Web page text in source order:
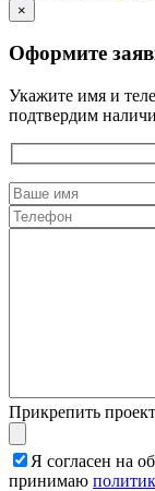
×
Оформите
Укажите имя и
подтвердим
Прикрепить
Я согласен на
принимаю